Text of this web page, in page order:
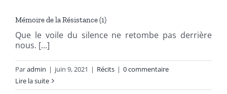
Mémoire de la Résistance (1)
Que le voile du silence ne retombe pas derrière
nous. [...]
Paradmin | juin 9, 2021 | Récits | 0 commentaire
Lire la suite